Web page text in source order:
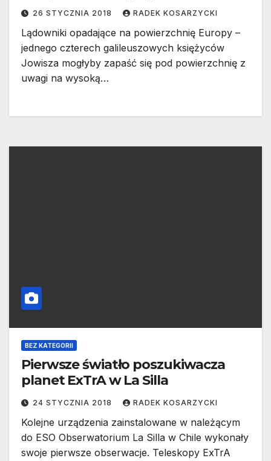
26 STYCZNIA 2018 RADEK KOSARZYCKI
Lądowniki opadające na powierzchnię Europy –
jednego czterech galileuszowych księżyców
Jowisza mogłyby zapaść się pod powierzchnię z
uwagi na wysoką…
BEZ KATEGORII
Pierwsze światło poszukiwacza
planet ExTrA w La Silla
24 STYCZNIA 2018 RADEK KOSARZYCKI
Kolejne urządzenia zainstalowane w należącym
do ESO Obserwatorium La Silla w Chile wykonały
swoje pierwsze obserwacje. Teleskopy ExTrA